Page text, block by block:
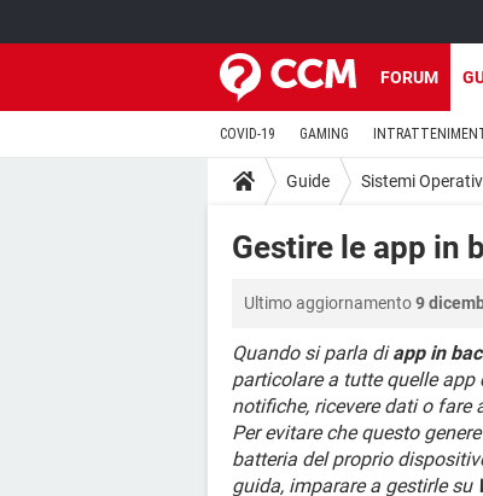
FORUM
COVID-19 GAMING
Guide Sistemi
Gestire le app in
Ultimo aggiornamento9
Quando si parla diapp in
particolare a tutte quelle app
notifiche, ricevere dati o fare
Per evitare che questo
batteria del proprio
guida, imparare a gestirle su